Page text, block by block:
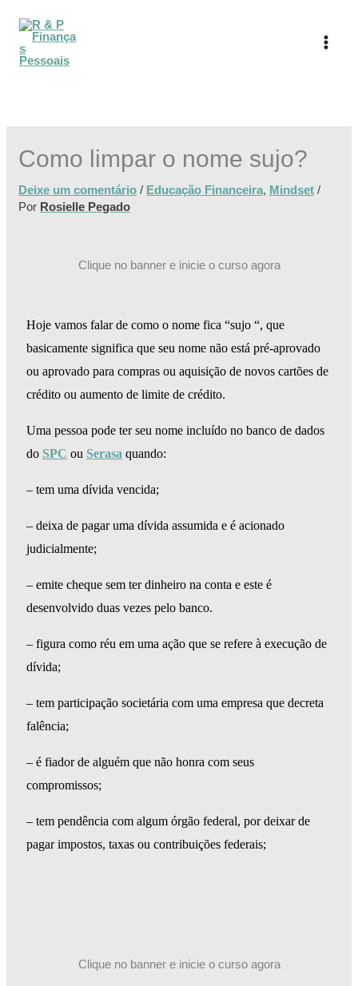
para
Como limpar o nome sujo?
Deixe um comentário / Educação Financeira, Mindset /
Por Rosielle Pegado
Clique no banner e inicie o curso agora
Hoje vamos falar de como o nome fica “sujo “, que
basicamente significa que seu nome não está pré-aprovado
ou aprovado para compras ou aquisição de novos cartões de
crédito ou aumento de limite de crédito.
Uma pessoa pode ter seu nome incluído no banco de dados
do SPC ou Serasa quando:
– tem uma dívida vencida;
– deixa de pagar uma dívida assumida e é acionado
judicialmente;
– emite cheque sem ter dinheiro na conta e este é
desenvolvido duas vezes pelo banco.
– figura como réu em uma ação que se refere à execução de
dívida;
– tem participação societária com uma empresa que decreta
falência;
– é fiador de alguém que não honra com seus
compromissos;
– tem pendência com algum órgão federal, por deixar de
pagar impostos, taxas ou contribuições federais;
Clique no banner e inicie o curso agora